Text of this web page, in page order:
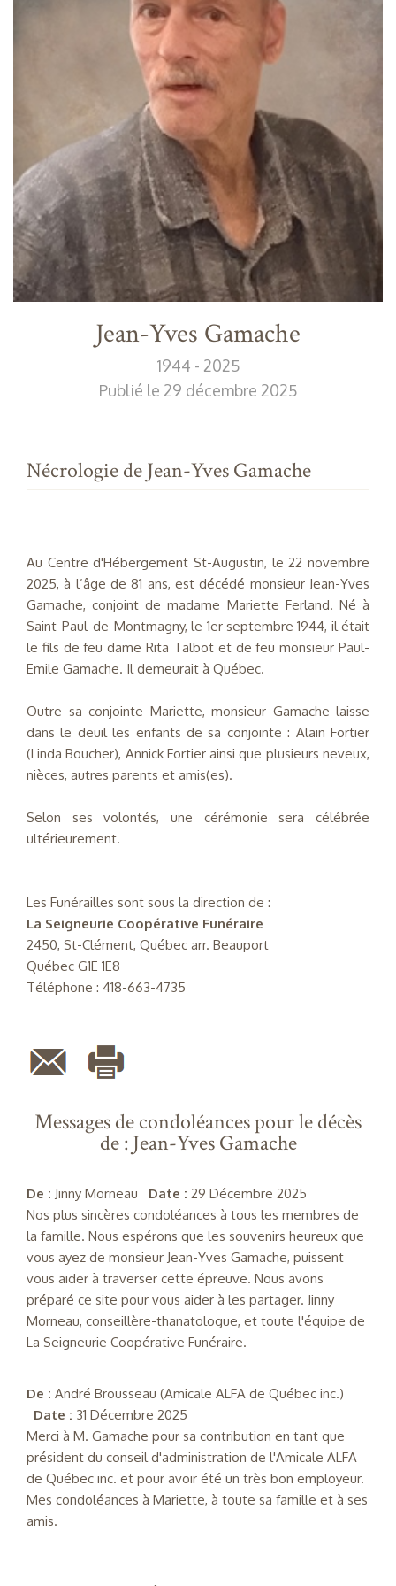
Jean-Yves Gamache
1944 - 2025
Publié le 29 décembre 2025
Nécrologie de Jean-Yves Gamache
Au Centre d'Hébergement St-Augustin, le 22 novembre
2025, à l’âge de 81 ans, est décédé monsieur Jean-Yves
Gamache, conjoint de madame Mariette Ferland. Né à
Saint-Paul-de-Montmagny, le 1er septembre 1944, il était
le fils de feu dame Rita Talbot et de feu monsieur Paul-
Emile Gamache. Il demeurait à Québec.
Outre sa conjointe Mariette, monsieur Gamache laisse
dans le deuil les enfants de sa conjointe : Alain Fortier
(Linda Boucher), Annick Fortier ainsi que plusieurs neveux,
nièces, autres parents et amis(es).
Selon ses volontés, une cérémonie sera célébrée
ultérieurement.
Les Funérailles sont sous la direction de :
La Seigneurie Coopérative Funéraire
2450, St-Clément, Québec arr. Beauport
Québec G1E 1E8
Téléphone : 418-663-4735
Messages de condoléances pour le décès
de : Jean-Yves Gamache
De : Jinny Morneau Date : 29 Décembre 2025
Nos plus sincères condoléances à tous les membres de
la famille. Nous espérons que les souvenirs heureux que
vous ayez de monsieur Jean-Yves Gamache, puissent
vous aider à traverser cette épreuve. Nous avons
préparé ce site pour vous aider à les partager. Jinny
Morneau, conseillère-thanatologue, et toute l'équipe de
La Seigneurie Coopérative Funéraire.
De : André Brousseau (Amicale ALFA de Québec inc.)
Date : 31 Décembre 2025
Merci à M. Gamache pour sa contribution en tant que
président du conseil d'administration de l'Amicale ALFA
de Québec inc. et pour avoir été un très bon employeur.
Mes condoléances à Mariette, à toute sa famille et à ses
amis.